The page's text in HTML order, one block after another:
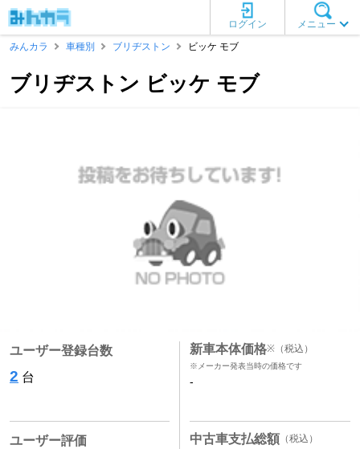
メニュー
ログイン
みんカラ
車種別 ブリヂストン ビッケ モブ
ブリヂストン ビッケ モブ
ユーザー登録台数
2 台
ユーザー評価
新車本体価格※ （税込）
※メーカー発表当時の価格です
-
中古車支払総額 （税込）